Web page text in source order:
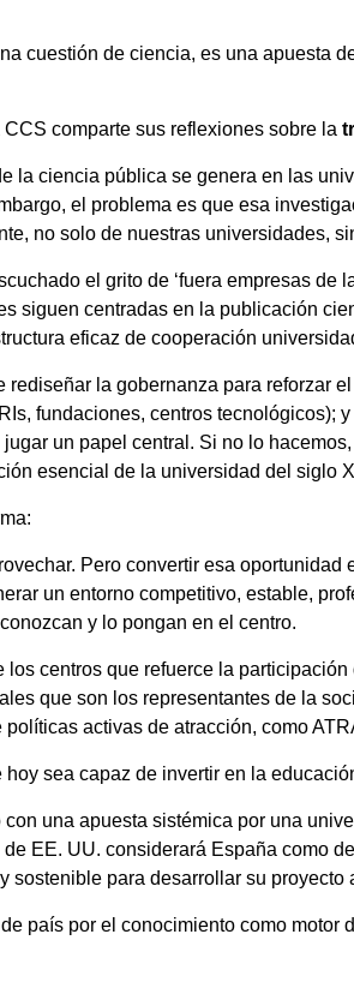
cuestión de ciencia, es una apuesta
comparte sus reflexiones sobre la
la ciencia pública se genera en las
el problema es que esa
no solo de nuestras universidades,
el grito de ‘fuera empresas de
siguen centradas en la publicación
eficaz de cooperación
la gobernanza para reforzar
fundaciones, centros tecnológicos);
un papel central. Si no lo
esencial de la universidad del siglo
Pero convertir esa
un entorno competitivo, estable,
y lo pongan en el centro.
centros que refuerce la
que son los representantes de la
activas de atracción, como
sea capaz de invertir en la
una apuesta sistémica por una
EE. UU. considerará España como
para desarrollar su proyecto
país por el conocimiento como motor